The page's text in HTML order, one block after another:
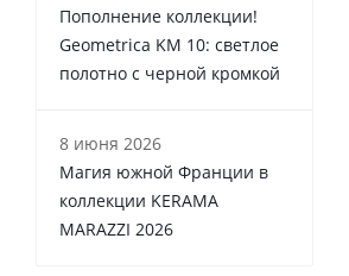
Пополнение коллекции!
Geometrica KM 10: светлое
полотно с черной кромкой
8 июня 2026
Магия южной Франции в
коллекции KERAMA
MARAZZI 2026